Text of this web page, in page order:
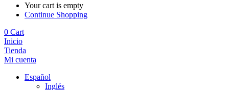
Your cart is empty
Continue Shopping
0 Cart
Inicio
Tienda
Mi cuenta
Español
Inglés